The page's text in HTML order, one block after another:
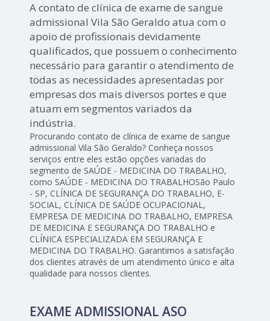
A contato de clínica de exame de sangue
admissional Vila São Geraldo atua com o
apoio de profissionais devidamente
qualificados, que possuem o conhecimento
necessário para garantir o atendimento de
todas as necessidades apresentadas por
empresas dos mais diversos portes e que
atuam em segmentos variados da
indústria.
Procurando contato de clínica de exame de sangue
admissional Vila São Geraldo? Conheça nossos
serviços entre eles estão opções variadas do
segmento de SAÚDE - MEDICINA DO TRABALHO,
como SAÚDE - MEDICINA DO TRABALHOSão Paulo
- SP, CLÍNICA DE SEGURANÇA DO TRABALHO, E-
SOCIAL, CLÍNICA DE SAÚDE OCUPACIONAL,
EMPRESA DE MEDICINA DO TRABALHO, EMPRESA
DE MEDICINA E SEGURANÇA DO TRABALHO e
CLÍNICA ESPECIALIZADA EM SEGURANÇA E
MEDICINA DO TRABALHO. Garantimos a satisfação
dos clientes através de um atendimento único e alta
qualidade para nossos clientes.
EXAME ADMISSIONAL ASO